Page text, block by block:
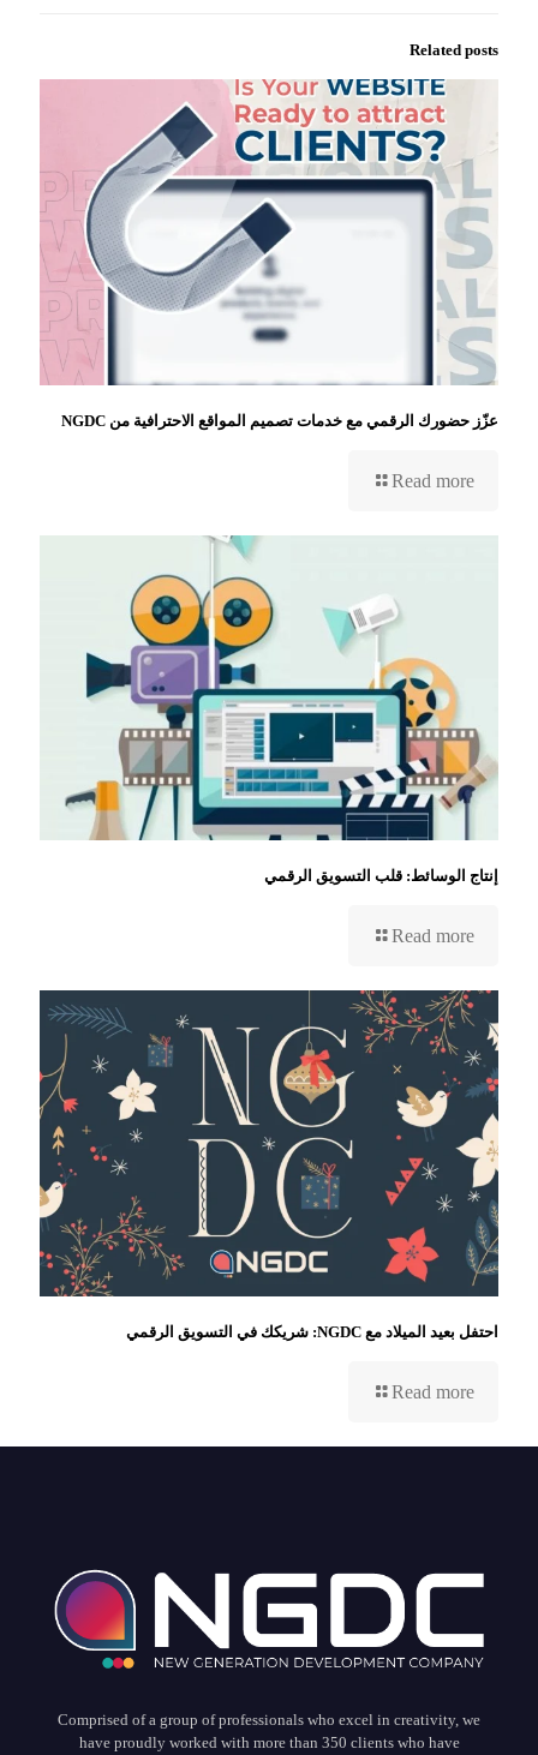
Related posts
عزّز حضورك الرقمي مع خدمات تصميم المواقع الاحترافية من NGDC
Read more
إنتاج الوسائط: قلب التسويق الرقمي
Read more
احتفل بعيد الميلاد مع NGDC: شريكك في التسويق الرقمي
Read more
Comprised of a group of professionals who excel in creativity, we
have proudly worked with more than 350 clients who have